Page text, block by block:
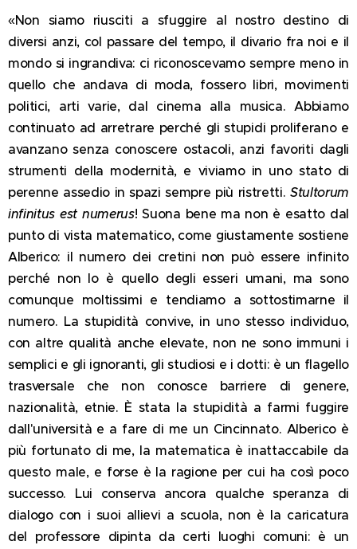
«Non siamo riusciti a sfuggire al nostro destino di
diversi anzi, col passare del tempo, il divario fra noi e il
mondo si ingrandiva: ci riconoscevamo sempre meno in
quello che andava di moda, fossero libri, movimenti
politici, arti varie, dal cinema alla musica. Abbiamo
continuato ad arretrare perché gli stupidi proliferano e
avanzano senza conoscere ostacoli, anzi favoriti dagli
strumenti della modernità, e viviamo in uno stato di
perenne assedio in spazi sempre più ristretti. Stultorum
infinitus est numerus! Suona bene ma non è esatto dal
punto di vista matematico, come giustamente sostiene
Alberico: il numero dei cretini non può essere infinito
perché non lo è quello degli esseri umani, ma sono
comunque moltissimi e tendiamo a sottostimarne il
numero. La stupidità convive, in uno stesso individuo,
con altre qualità anche elevate, non ne sono immuni i
semplici e gli ignoranti, gli studiosi e i dotti: è un flagello
trasversale che non conosce barriere di genere,
nazionalità, etnie. È stata la stupidità a farmi fuggire
dall'università e a fare di me un Cincinnato. Alberico è
più fortunato di me, la matematica è inattaccabile da
questo male, e forse è la ragione per cui ha così poco
successo. Lui conserva ancora qualche speranza di
dialogo con i suoi allievi a scuola, non è la caricatura
del professore dipinta da certi luoghi comuni: è un